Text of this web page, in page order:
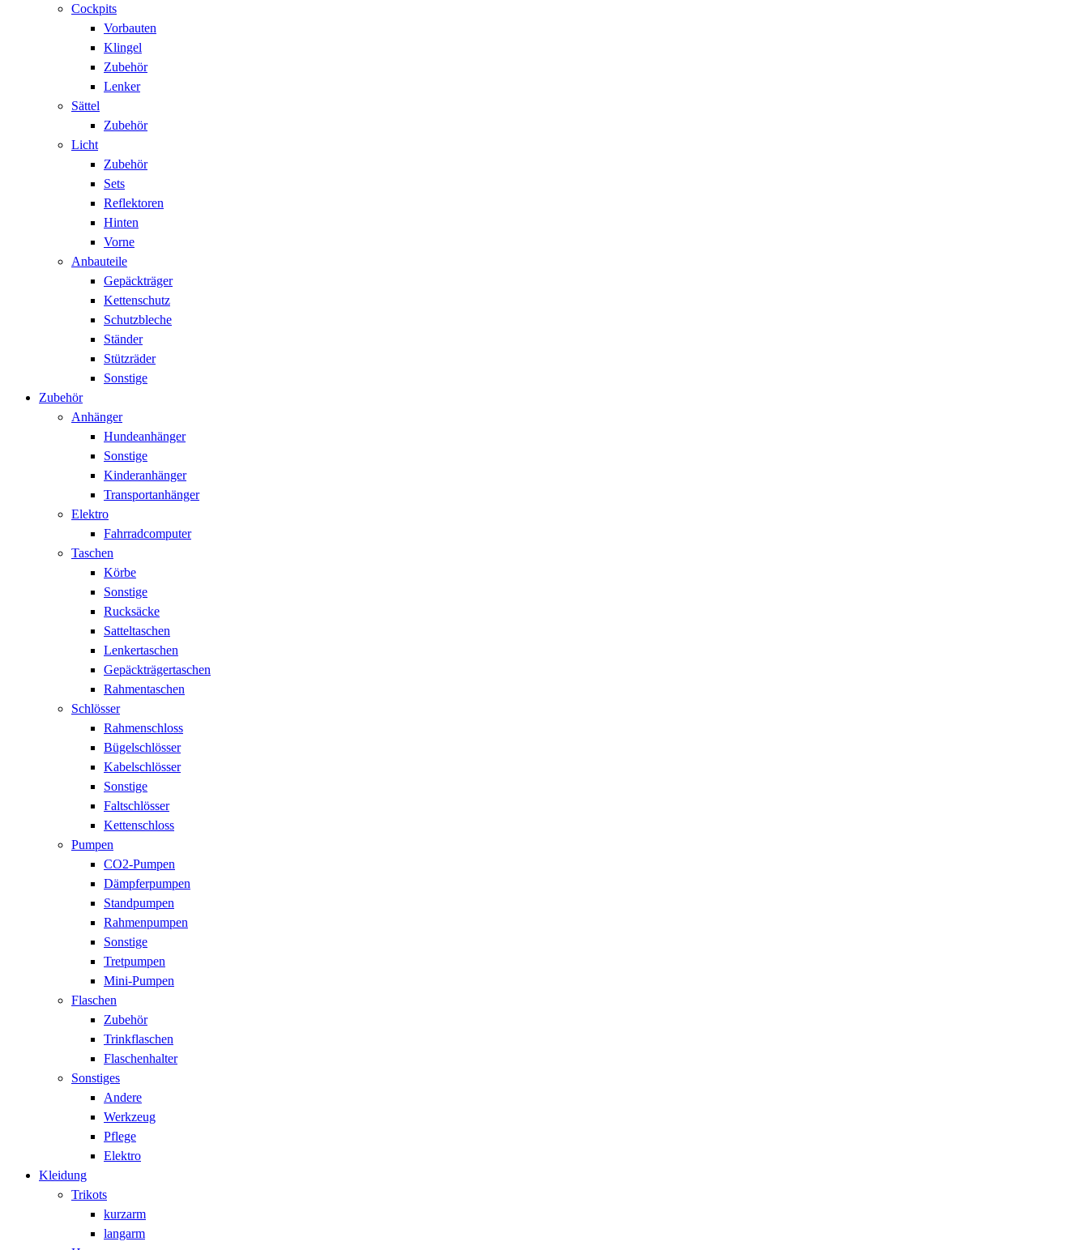
Cockpits
Vorbauten
Klingel
Zubehör
Lenker
Sättel
Zubehör
Licht
Zubehör
Sets
Reflektoren
Hinten
Vorne
Anbauteile
Gepäckträger
Kettenschutz
Schutzbleche
Ständer
Stützräder
Sonstige
Zubehör
Anhänger
Hundeanhänger
Sonstige
Kinderanhänger
Transportanhänger
Elektro
Fahrradcomputer
Taschen
Körbe
Sonstige
Rucksäcke
Satteltaschen
Lenkertaschen
Gepäckträgertaschen
Rahmentaschen
Schlösser
Rahmenschloss
Bügelschlösser
Kabelschlösser
Sonstige
Faltschlösser
Kettenschloss
Pumpen
CO2-Pumpen
Dämpferpumpen
Standpumpen
Rahmenpumpen
Sonstige
Tretpumpen
Mini-Pumpen
Flaschen
Zubehör
Trinkflaschen
Flaschenhalter
Sonstiges
Andere
Werkzeug
Pflege
Elektro
Kleidung
Trikots
kurzarm
langarm